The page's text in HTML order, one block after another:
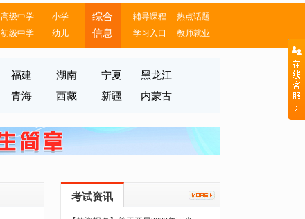
高级中学
小学
初级中学
幼儿
综合
信息
辅导课程
热点话题
学习入口
教师就业
福建 湖南 宁夏
黑龙江
青海 西藏 新疆 内蒙古
考试资讯